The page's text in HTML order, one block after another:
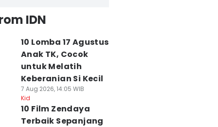
IDN
10 Lomba 17 Agustus
Anak TK, Cocok
untuk Melatih
Keberanian Si Kecil
7 Aug 2026, 14:05 WIB
Kid
10 Film Zendaya
Terbaik Sepanjang